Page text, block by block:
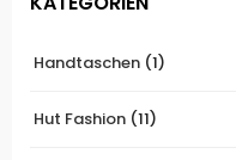
Handtaschen (1)
Hut Fashion (11)